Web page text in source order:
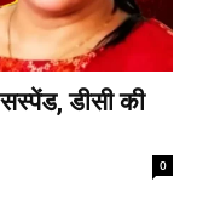
डीसी की
0